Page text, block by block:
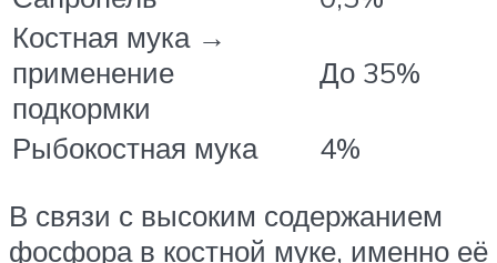
Костная мука →
применение
подкормки
До 35%
Рыбокостная мука
4%
В связи с высоким содержанием
фосфора в костной муке, именно её